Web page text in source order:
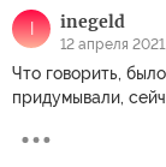
I inegeld
12 апреля
Что говорить,
придумывали,